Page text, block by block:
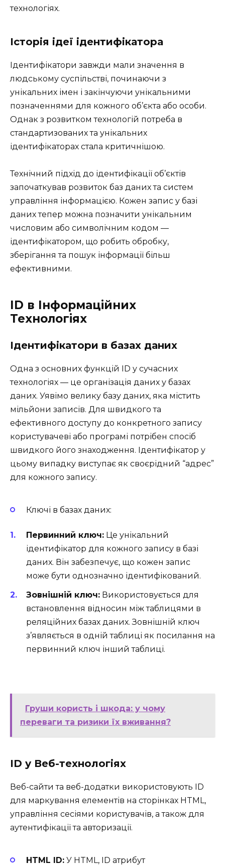
технологіях.
Історія ідеї ідентифікатора
Ідентифікатори завжди мали значення в
людському суспільстві, починаючи з
унікальних імен і закінчуючи унікальними
позначеннями для кожного об’єкта або особи.
Однак з розвитком технологій потреба в
стандартизованих та унікальних
ідентифікаторах стала критичнішою.
Технічний підхід до ідентифікації об’єктів
започаткував розвиток баз даних та систем
управління інформацією. Кожен запис у базі
даних тепер можна позначити унікальним
числовим або символічним кодом —
ідентифікатором, що робить обробку,
зберігання та пошук інформації більш
ефективними.
ID в Інформаційних
Технологіях
Ідентифікатори в базах даних
Одна з основних функцій ID у сучасних
технологіях — це організація даних у базах
даних. Уявімо велику базу даних, яка містить
мільйони записів. Для швидкого та
ефективного доступу до конкретного запису
користувачеві або програмі потрібен спосіб
швидкого його знаходження. Ідентифікатор у
цьому випадку виступає як своєрідний “адрес”
для кожного запису.
Ключі в базах даних:
Первинний ключ: Це унікальний
ідентифікатор для кожного запису в базі
даних. Він забезпечує, що кожен запис
може бути однозначно ідентифікований.
Зовнішній ключ: Використовується для
встановлення відносин між таблицями в
реляційних базах даних. Зовнішній ключ
з’являється в одній таблиці як посилання на
первинний ключ інший таблиці.
Груши користь і шкода: у чому
переваги та ризики їх вживання?
ID у Веб-технологіях
Веб-сайти та веб-додатки використовують ID
для маркування елементів на сторінках HTML,
управління сесіями користувачів, а також для
аутентифікації та авторизації.
HTML ID: У HTML, ID атрибут